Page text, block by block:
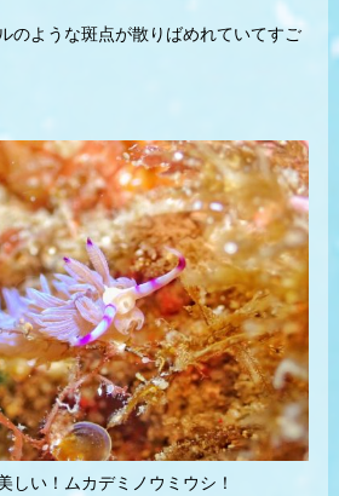
のような斑点が散りばめれていてすご
しい！ムカデミノウミウシ！